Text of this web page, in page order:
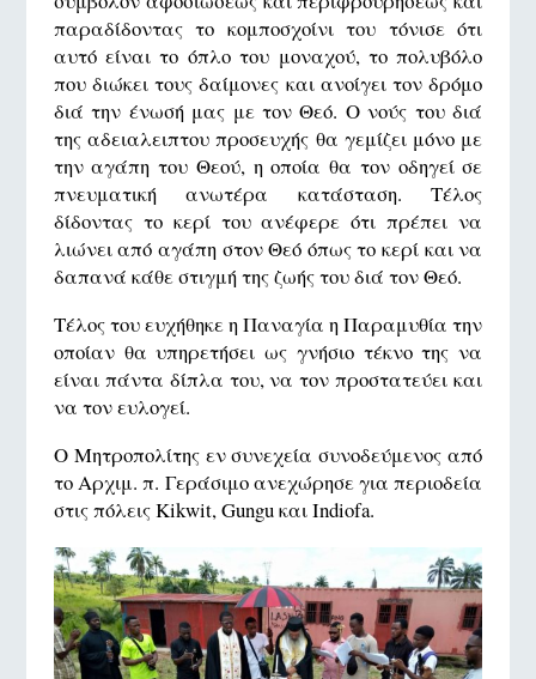
παραδίδοντας το κομποσχοίνι του τόνισε ότι
αυτό είναι το όπλο του μοναχού, το πολυβόλο
που διώκει τους δαίμονες και ανοίγει τον δρόμο
διά την ένωσή μας με τον Θεό. Ο νούς του διά
της αδειαλειπτου προσευχής θα γεμίζει μόνο με
την αγάπη του Θεού, η οποία θα τον οδηγεί σε
πνευματική ανωτέρα κατάσταση. Τέλος
δίδοντας το κερί του ανέφερε ότι πρέπει να
λιώνει από αγάπη στον Θεό όπως το κερί και να
δαπανά κάθε στιγμή της ζωής του διά τον Θεό.
Τέλος του ευχήθηκε η Παναγία η Παραμυθία την
οποίαν θα υπηρετήσει ως γνήσιο τέκνο της να
είναι πάντα δίπλα του, να τον προστατεύει και
να τον ευλογεί.
Ο Μητροπολίτης εν συνεχεία συνοδεύμενος από
το Αρχιμ. π. Γεράσιμο ανεχώρησε για περιοδεία
στις πόλεις Kikwit, Gungu και Indiofa.